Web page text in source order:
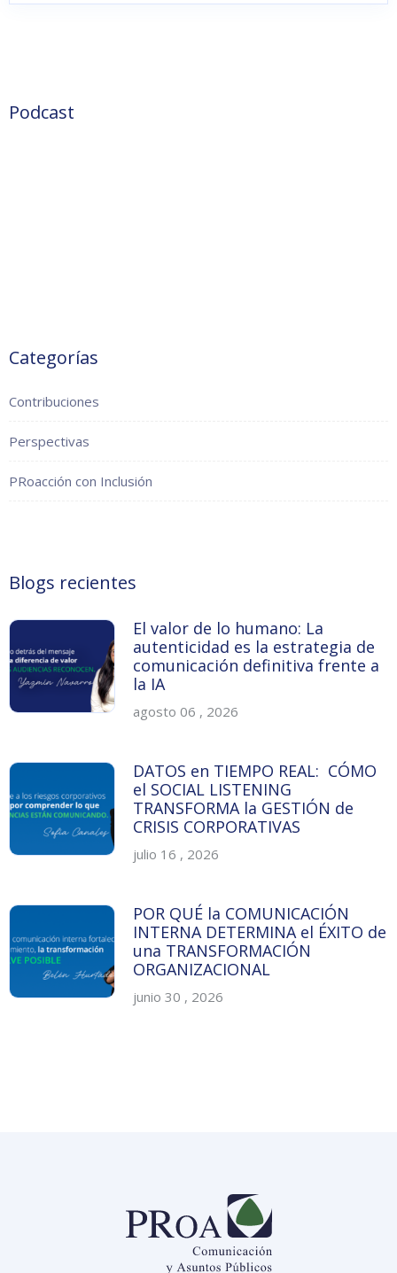
Podcast
Categorías
Contribuciones
Perspectivas
PRoacción con Inclusión
Blogs recientes
El valor de lo humano: La
autenticidad es la estrategia de
comunicación definitiva frente a
la IA
agosto 06 , 2026
DATOS en TIEMPO REAL: CÓMO
el SOCIAL LISTENING
TRANSFORMA la GESTIÓN de
CRISIS CORPORATIVAS
julio 16 , 2026
POR QUÉ la COMUNICACIÓN
INTERNA DETERMINA el ÉXITO de
una TRANSFORMACIÓN
ORGANIZACIONAL
junio 30 , 2026